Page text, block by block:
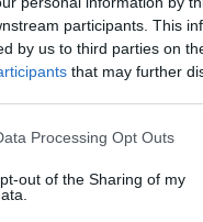
participants. This
by us to third parties on
that may further
Processing Opt Outs
out of the Sharing of my
tájékoztató
tájékoztató
szabályzat
lapjaink archívuma
archívuma